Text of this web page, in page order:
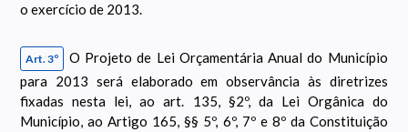
o exercício de 2013.
Art. 3º
O Projeto de Lei Orçamentária Anual do Município
para 2013 será elaborado em observância às diretrizes
fixadas nesta lei, ao art. 135, §2º, da Lei Orgânica do
Município, ao Artigo 165, §§ 5º, 6º, 7º e 8º da Constituição